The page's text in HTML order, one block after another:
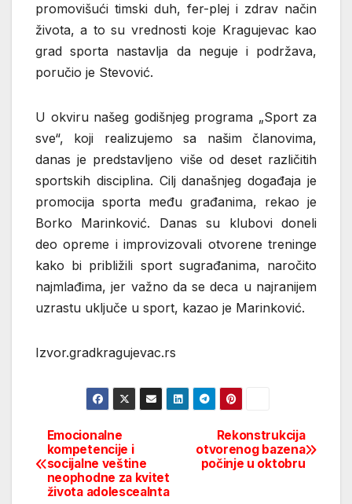
promovišući timski duh, fer-plej i zdrav način
života, a to su vrednosti koje Kragujevac kao
grad sporta nastavlja da neguje i podržava,
poručio je Stevović.
U okviru našeg godišnjeg programa „Sport za
sve“, koji realizujemo sa našim članovima,
danas je predstavljeno više od deset različitih
sportskih disciplina. Cilj današnjeg događaja je
promocija sporta među građanima, rekao je
Borko Marinković. Danas su klubovi doneli
deo opreme i improvizovali otvorene treninge
kako bi približili sport sugrađanima, naročito
najmlađima, jer važno da se deca u najranijem
uzrastu uključe u sport, kazao je Marinković.
Izvor.gradkragujevac.rs
Post
navigation
Rekonstrukcija
otvorenog bazena
počinje u oktobru
Emocionalne
kompetencije i
socijalne veštine
neophodne za kvitet
života adolescealnta